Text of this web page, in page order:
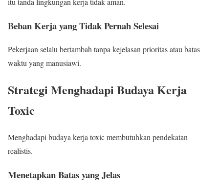
Beban Kerja yang Tidak Pernah Selesai
Pekerjaan selalu bertambah tanpa kejelasan prioritas atau batas
waktu yang manusiawi.
Strategi Menghadapi Budaya Kerja
Toxic
Menghadapi budaya kerja toxic membutuhkan pendekatan
realistis.
Menetapkan Batas yang Jelas